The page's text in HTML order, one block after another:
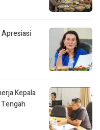
Kepala
Tengah